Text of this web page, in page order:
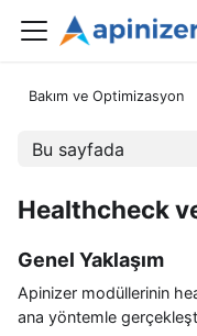
Bakım ve Optimizasyon
Bu sayfada
Healthcheck
Genel Yaklaşım
Apinizer modüllerinin
ana yöntemle